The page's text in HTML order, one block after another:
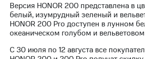
Контроль
и
аудит
Рынок
Версия HONOR 200 представлена в
белый, изумрудный зеленый и
HONOR 200 Pro доступен в лунном
океаническом голубом и
С 30 июля по 12 августа все